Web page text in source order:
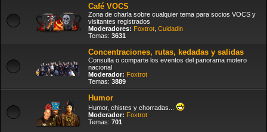
Café VOCS
Zona de charla sobre cualquier tema para socios VOCS y
visitantes registrados
Moderadores: Foxtrot Cuidadin
Temas: 3631
Concentraciones, rutas, kedadas y salidas
Consulta o comparte los eventos del panorama motero
nacional
Moderador: Foxtrot
Temas: 3889
Humor
Humor, chistes y chorradas...
Moderador: Foxtrot
Temas: 701